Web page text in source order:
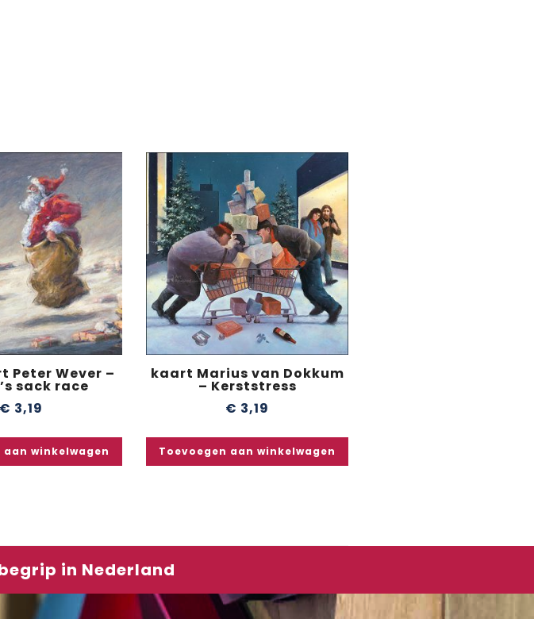
Peter Wever –
sack race
€ 3,19
aan winkelwagen
kaart Marius van Dokkum
– Kerststress
€ 3,19
Toevoegen aan winkelwagen
in Nederland